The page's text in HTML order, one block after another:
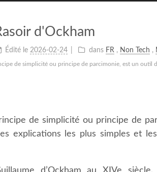
d'Ockham
Édité le 2026-02-24 dans FR , Non Tech ,
de simplicité ou principe de parcimonie, est un outil
de simplicité ou principe de
explications les plus simples et